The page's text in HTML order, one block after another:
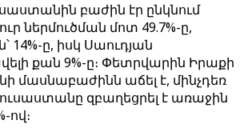
բաժին էր ընկնում
ներմուծման մոտ 49.7%-ը,
14%-ը, իսկ Սաուդյան
քան 9%-ը։ Փետրվարին Իրաքի
աճել է, մինչդեռ
զբաղեցրել է առաջին
ով։